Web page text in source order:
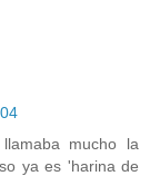
mucho la
ya es 'harina de